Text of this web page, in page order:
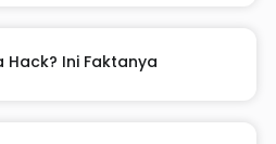
Hack? Ini Faktanya